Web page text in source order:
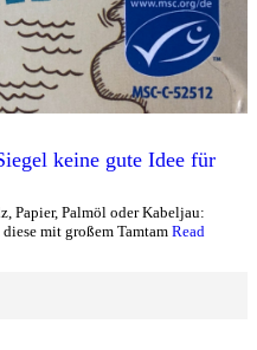
keine gute Idee für
Papier, Palmöl oder Kabeljau:
mit großem Tamtam Read